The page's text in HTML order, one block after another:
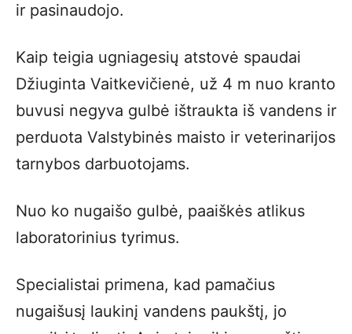
ir pasinaudojo.
Kaip teigia ugniagesių atstovė spaudai
Džiuginta Vaitkevičienė, už 4 m nuo kranto
buvusi negyva gulbė ištraukta iš vandens ir
perduota Valstybinės maisto ir veterinarijos
tarnybos darbuotojams.
Nuo ko nugaišo gulbė, paaiškės atlikus
laboratorinius tyrimus.
Specialistai primena, kad pamačius
nugaišusį laukinį vandens paukštį, jo